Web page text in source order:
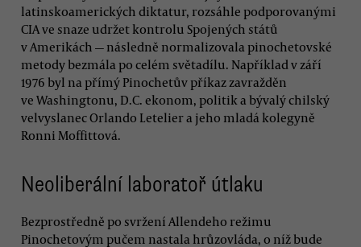
latinskoamerických diktatur, rozsáhle podporovanými
CIA ve snaze udržet kontrolu Spojených států
v Amerikách — následně normalizovala pinochetovské
metody bezmála po celém světadílu. Například v září
1976 byl na přímý Pinochetův příkaz zavražděn
ve Washingtonu, D.C. ekonom, politik a bývalý chilský
velvyslanec Orlando Letelier a jeho mladá kolegyně
Ronni Moffittová.
Neoliberální laboratoř útlaku
Bezprostředně po svržení Allendeho režimu
Pinochetovým pučem nastala hrůzovláda, o níž bude